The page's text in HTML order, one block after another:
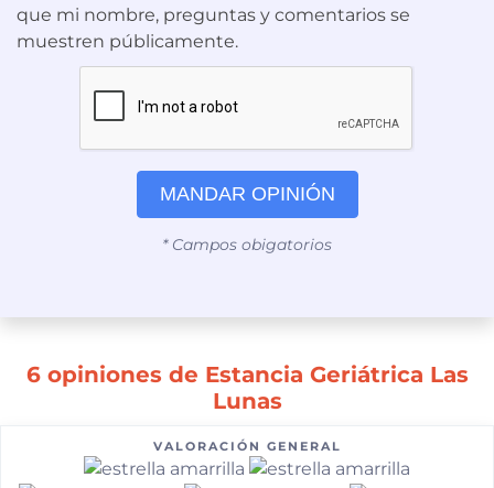
que mi nombre, preguntas y comentarios se
muestren públicamente.
MANDAR OPINIÓN
* Campos obigatorios
6 opiniones de Estancia Geriátrica Las
Lunas
VALORACIÓN GENERAL